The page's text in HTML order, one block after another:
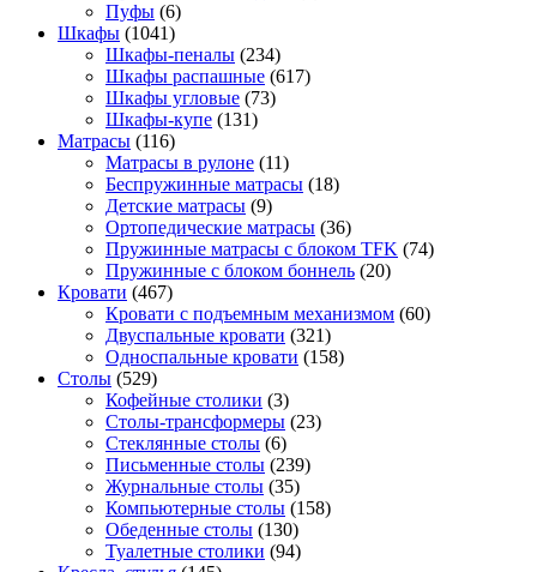
Пуфы (6)
Шкафы (1041)
Шкафы-пеналы (234)
Шкафы распашные (617)
Шкафы угловые (73)
Шкафы-купе (131)
Матрасы (116)
Матрасы в рулоне (11)
Беспружинные матрасы (18)
Детские матрасы (9)
Ортопедические матрасы (36)
Пружинные матрасы с блоком TFK (74)
Пружинные с блоком боннель (20)
Кровати (467)
Кровати с подъемным механизмом (60)
Двуспальные кровати (321)
Односпальные кровати (158)
Столы (529)
Кофейные столики (3)
Столы-трансформеры (23)
Стеклянные столы (6)
Письменные столы (239)
Журнальные столы (35)
Компьютерные столы (158)
Обеденные столы (130)
Туалетные столики (94)